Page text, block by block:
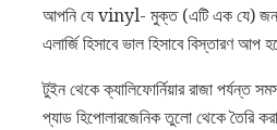
আপনি যে vinyl- মুক্ত (এটি এক যে) জন্য
এলার্জি হিসাবে ভাল হিসাবে বিস্তারণ আপ
টুইন থেকে ক্যালিফোর্নিয়ার রাজা পর্যন্ত
প্যাড হিপোলারজেনিক তুলো থেকে তৈরি